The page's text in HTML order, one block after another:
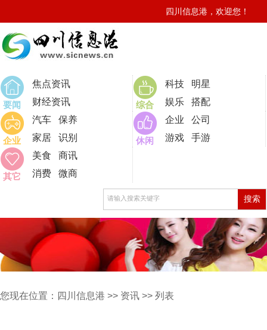
四川信息港，欢迎您！
要闻
焦点资讯
财经资讯
综合
科技
明星
娱乐
搭配
企业
汽车
保养
家居
识别 休闲
企业
公司
游戏
手游
其它
美食
商讯
消费
微商
您现在位置： 四川信息港 >> 资讯 >> 列表